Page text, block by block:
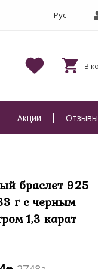
Акции Отзывы
браслет 925
г с черным
1,3 карат